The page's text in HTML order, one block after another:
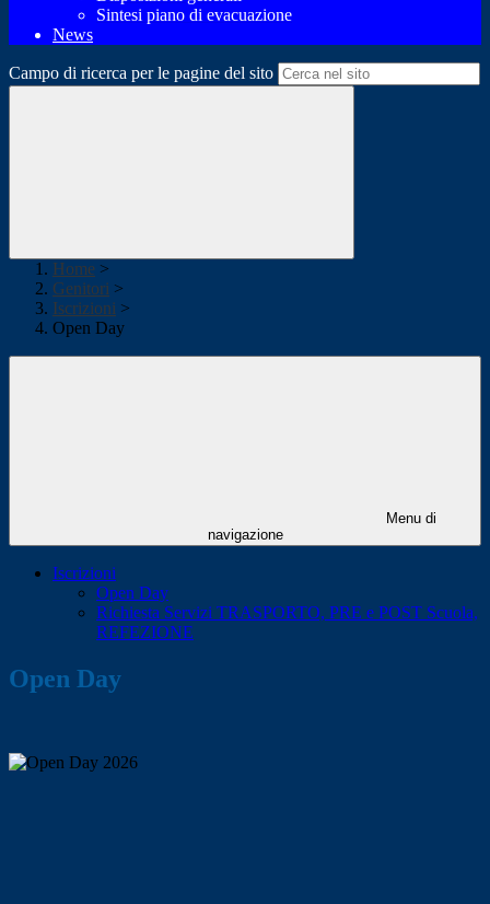
Sintesi piano di evacuazione
News
Campo di ricerca per le pagine del sito
Home >
Genitori >
Iscrizioni >
Open Day
Menu di
navigazione
Iscrizioni
Open Day
Richiesta Servizi TRASPORTO, PRE e POST Scuola,
REFEZIONE
Open Day